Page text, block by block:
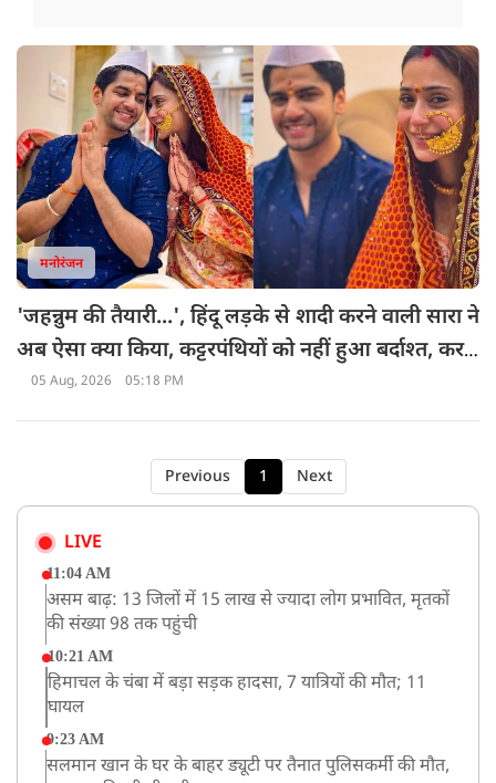
मनोरंजन
'जहन्नुम की तैयारी...', हिंदू लड़के से शादी करने वाली सारा ने
अब ऐसा क्या किया, कट्टरपंथियों को नहीं हुआ बर्दाश्त, कर
डाली शर्मनाक हरकत
05 Aug, 2026 05:18 PM
Previous 1 Next
LIVE
11:04 AM
असम बाढ़: 13 जिलों में 15 लाख से ज्यादा लोग प्रभावित, मृतकों
की संख्या 98 तक पहुंची
10:21 AM
हिमाचल के चंबा में बड़ा सड़क हादसा, 7 यात्रियों की मौत; 11
घायल
9:23 AM
सलमान खान के घर के बाहर ड्यूटी पर तैनात पुलिसकर्मी की मौत,